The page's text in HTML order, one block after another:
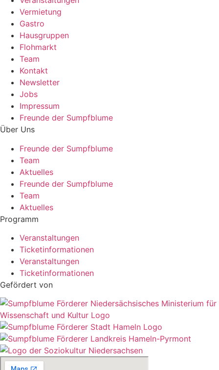
Vermietung
Gastro
Hausgruppen
Flohmarkt
Team
Kontakt
Newsletter
Jobs
Impressum
Freunde der Sumpfblume
Über Uns
Freunde der Sumpfblume
Team
Aktuelles
Freunde der Sumpfblume
Team
Aktuelles
Programm
Veranstaltungen
Ticketinformationen
Veranstaltungen
Ticketinformationen
Gefördert von